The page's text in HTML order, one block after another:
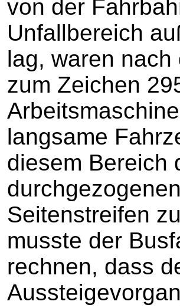
von der
Unfallbereich
lag, waren
zum Zeichen
langsame
diesem Bereich
Seitenstreifen
musste der
rechnen, dass